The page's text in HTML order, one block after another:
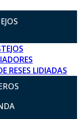
RESES LIDIADAS